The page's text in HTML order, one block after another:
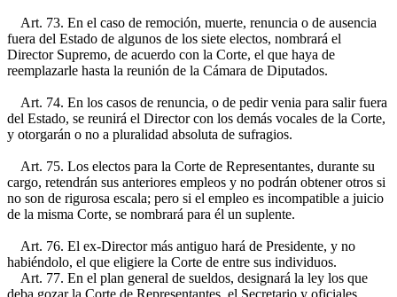
Art. 73. En el caso de remoción, muerte, renuncia o de ausencia
fuera del Estado de algunos de los siete electos, nombrará el
Director Supremo, de acuerdo con la Corte, el que haya de
reemplazarle hasta la reunión de la Cámara de Diputados.
Art. 74. En los casos de renuncia, o de pedir venia para salir fuera
del Estado, se reunirá el Director con los demás vocales de la Corte,
y otorgarán o no a pluralidad absoluta de sufragios.
Art. 75. Los electos para la Corte de Representantes, durante su
cargo, retendrán sus anteriores empleos y no podrán obtener otros si
no son de rigurosa escala; pero si el empleo es incompatible a juicio
de la misma Corte, se nombrará para él un suplente.
Art. 76. El ex-Director más antiguo hará de Presidente, y no
habiéndolo, el que eligiere la Corte de entre sus individuos.
Art. 77. En el plan general de sueldos, designará la ley los que
deba gozar la Corte de Representantes, el Secretario y oficiales.